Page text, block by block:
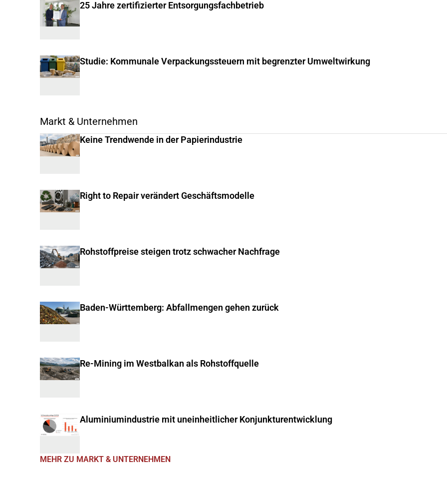
25 Jahre zertifizierter Entsorgungsfachbetrieb
Studie: Kommunale Verpackungssteuern mit begrenzter Umweltwirkung
Markt & Unternehmen
Keine Trendwende in der Papierindustrie
Right to Repair verändert Geschäftsmodelle
Rohstoffpreise steigen trotz schwacher Nachfrage
Baden-Württemberg: Abfallmengen gehen zurück
Re-Mining im Westbalkan als Rohstoffquelle
Aluminiumindustrie mit uneinheitlicher Konjunkturentwicklung
MEHR ZU MARKT & UNTERNEHMEN